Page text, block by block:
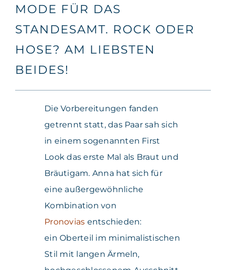
MODE FÜR DAS
STANDESAMT. ROCK ODER
HOSE? AM LIEBSTEN
BEIDES!
Die Vorbereitungen fanden
getrennt statt, das Paar sah sich
in einem sogenannten First
Look das erste Mal als Braut und
Bräutigam. Anna hat sich für
eine außergewöhnliche
Kombination von
Pronovias entschieden:
ein Oberteil im minimalistischen
Stil mit langen Ärmeln,